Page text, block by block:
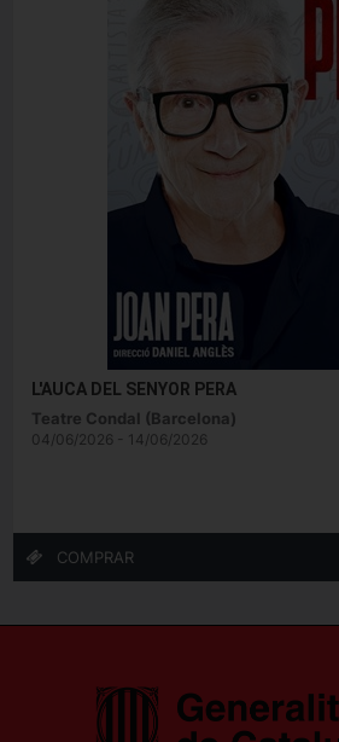
L'AUCA DEL SENYOR PERA
Teatre Condal (Barcelona)
04/06/2026 - 14/06/2026